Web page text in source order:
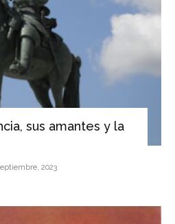
sus amantes y la
2023